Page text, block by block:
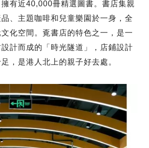
有近40,000冊精選圖書。書店集親
、主題咖啡和兒童樂園於一身，全
化空間。覔書店的特色之一，是一
計而成的「時光隧道」，店鋪設計
，是港人北上的親子好去處。